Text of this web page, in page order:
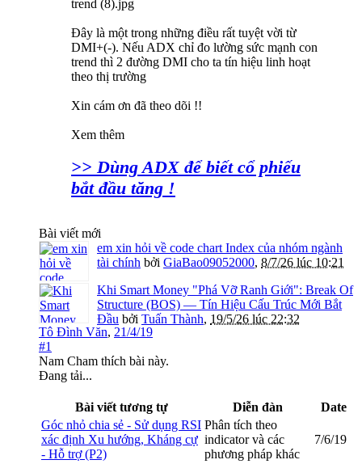
Đây là một trong những điều rất tuyệt vời từ
DMI+(-). Nếu ADX chỉ đo lường sức mạnh con
trend thì 2 đường DMI cho ta tín hiệu linh hoạt
theo thị trường
Xin cám ơn đã theo dõi !!
Xem thêm
>> Dùng ADX để biết cổ phiếu
bắt đầu tăng !
Bài viết mới
em xin hỏi về code chart Index của nhóm ngành
tài chính bởi GiaBao09052000, 8/7/26 lúc 10:21
Khi Smart Money "Phá Vỡ Ranh Giới": Break Of
Structure (BOS) — Tín Hiệu Cấu Trúc Mới Bắt
Đầu bởi Tuấn Thành, 19/5/26 lúc 22:32
Tô Đình Văn, 21/4/19
#1
Nam Cham thích bài này.
Đang tải...
Bài viết tương tự Diễn đàn
Date
Góc nhỏ chia sẻ - Sử dụng RSI
xác định Xu hướng, Kháng cự
- Hỗ trợ (P2)
Phân tích theo
indicator và các
phương pháp khác
7/6/19